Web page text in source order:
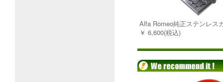
Alfa Romeo純正ステンレス
￥ 6,600(税込)